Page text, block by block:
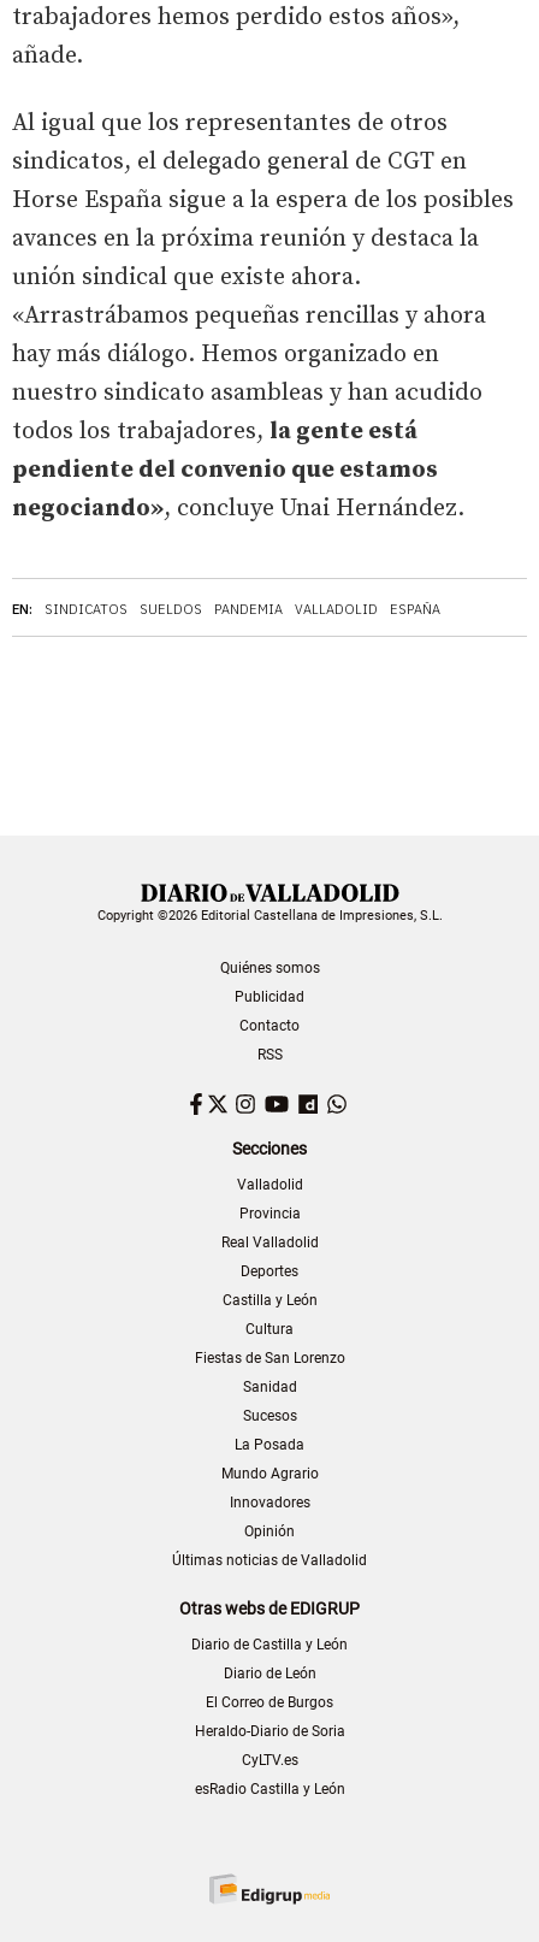
EN: SINDICATOS SUELDOS PANDEMIA VALLADOLID ESPAÑA
trabajadores hemos perdido estos años»,
añade.
Al igual que los representantes de otros
sindicatos, el delegado general de CGT en
Horse España sigue a la espera de los posibles
avances en la próxima reunión y destaca la
unión sindical que existe ahora.
«Arrastrábamos pequeñas rencillas y ahora
hay más diálogo. Hemos organizado en
nuestro sindicato asambleas y han acudido
todos los trabajadores, la gente está
pendiente del convenio que estamos
negociando», concluye Unai Hernández.
Copyright ©2026 Editorial Castellana de Impresiones, S.L.
Quiénes somos
Publicidad
Contacto
RSS
Facebook
TwitterInstagram
YouTubeDailymotion
Secciones
Valladolid
Provincia
Real Valladolid
Deportes
Castilla y León
Cultura
Fiestas de San Lorenzo
Sanidad
Sucesos
La Posada
Mundo Agrario
Innovadores
Opinión
Últimas noticias de Valladolid
Otras webs de EDIGRUP
Diario de Castilla y León
Diario de León
El Correo de Burgos
Heraldo-Diario de Soria
CyLTV.es
esRadio Castilla y León